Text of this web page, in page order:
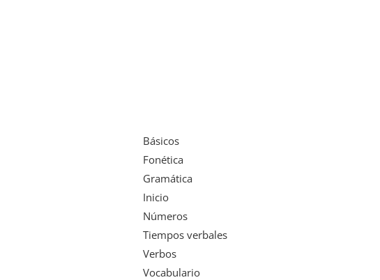
Básicos
Fonética
Gramática
Inicio
Números
Tiempos verbales
Verbos
Vocabulario